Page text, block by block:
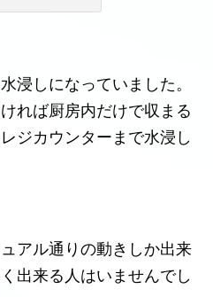
浸しになっていました。
れば厨房内だけで収まる
ジカウンターまで水浸し
アル通りの動きしか出来
出来る人はいませんでし